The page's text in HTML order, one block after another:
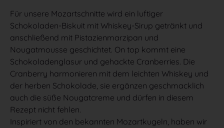
Für unsere Mozartschnitte wird ein luftiger
Schokoladen-Biskuit mit Whiskey-Sirup getränkt und
anschließend mit Pistazienmarzipan und
Nougatmousse geschichtet. On top kommt eine
Schokoladenglasur und gehackte Cranberries. Die
Cranberry harmonieren mit dem leichten Whiskey und
der herben Schokolade, sie ergänzen geschmacklich
auch die süße Nougatcreme und dürfen in diesem
Rezept nicht fehlen.
Inspiriert von den bekannten Mozartkugeln, haben wir
Datenschutz-Einstellungen
Präferenzen Datenschutzerklärung